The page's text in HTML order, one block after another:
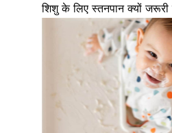
शिशु के लिए स्तनपान क्यों जरूरी